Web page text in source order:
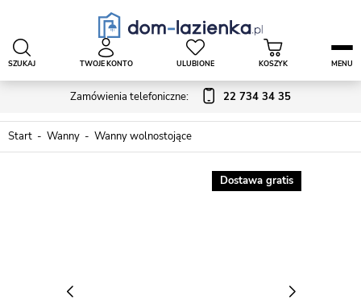
Zamówienia telefoniczne: 22 734 34 35
SZUKAJ TWOJE KONTO ULUBIONE KOSZYK MENU
Start Wanny Wanny wolnostojące
Dostawa gratis